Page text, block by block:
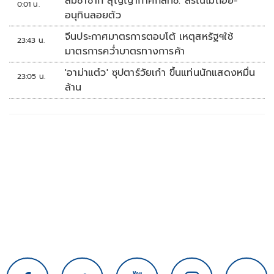
0:01 น.
อนุทินลอยตัว
23:43 น.
จีนประกาศมาตรการตอบโต้ เหตุสหรัฐฯใช้
มาตรการคว่ำบาตรทางการค้า
23:05 น.
'อาม่าแต๋ว' ซุปตาร์วัยเก๋า ขึ้นแท่นนักแสดงหมื่น
ล้าน